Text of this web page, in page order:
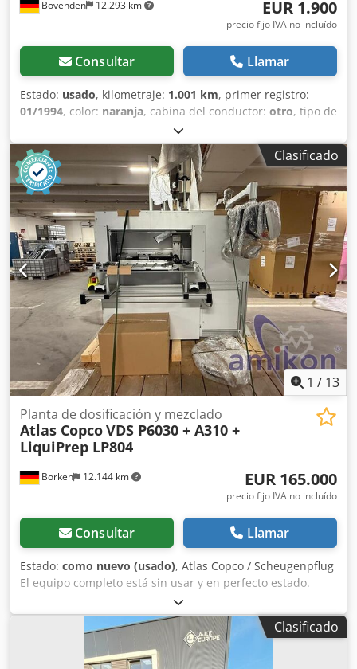
Bovenden 12.293 km EUR 1.900
precio fijo IVA no incluído
Consultar Llamar
Estado: usado, kilometraje: 1.001 km, primer registro:
01/1994, color: naranja, cabina del conductor: otro, tipo de
, Año de fabricación:
vehículo: Bovenden. Dedpfxji Rqmve Ag Sekr
Equipamiento: Pinza con capacidad aproximada de 250
litros. Ancho: 500 mm, profundidad: 450 mm, con
servomotor de giro y dientes. LA INFORMACIÓN SOBRE LOS
ACCESORIOS SE PROPORCIONA SIN GARANTÍA. Nos
reservamos el derecho a realizar modificaciones, a realizar
ventas intermedias y a corregir errores.
Clasificado
1 / 13
Borken 12.144 km
Planta de dosificación y mezclado
Atlas CopcoVDS P6030 + A310 +
LiquiPrep LP804
EUR 165.000
precio fijo IVA no incluído
Consultar Llamar
Estado: como nuevo (usado), Atlas Copco / Scheugenpflug
El equipo completo está sin usar y en perfecto estado.
Tipo: VDS P6030 Dkodpfx Agjy Naf Ej Sor Procesamiento
automático de un proceso completo, desde la carga hasta
la descarga. Mezcla de dos componentes (por ejemplo,
resina y endurecedor) directamente en el proceso.
Clasificado